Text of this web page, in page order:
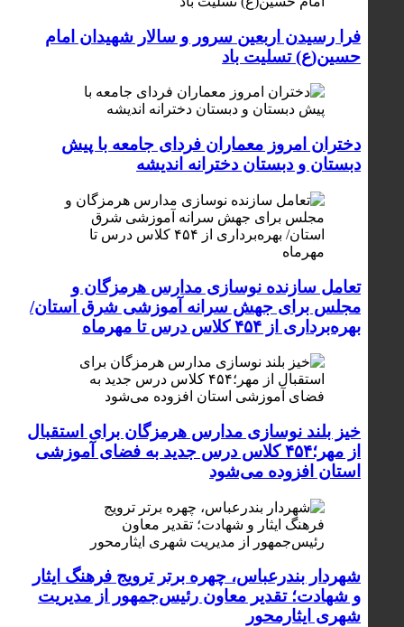
فرا رسیدن اربعین سرور و سالار شهیدان امام
حسین(ع) تسلیت باد
دختران امروز معماران فردای جامعه با پیش
دبستان و دبستان دخترانه اندیشه
تعامل سازنده نوسازی مدارس هرمزگان و
مجلس برای جهش سرانه آموزشی شرق استان/
بهره‌برداری از ۴۵۴ کلاس درس تا مهرماه
خیز بلند نوسازی مدارس هرمزگان برای استقبال
از مهر؛۴۵۴ کلاس درس جدید به فضای آموزشی
استان افزوده می‌شود
شهردار بندرعباس، چهره برتر ترویج فرهنگ ایثار
و شهادت؛ تقدیر معاون رئیس‌جمهور از مدیریت
شهری ایثارمحور